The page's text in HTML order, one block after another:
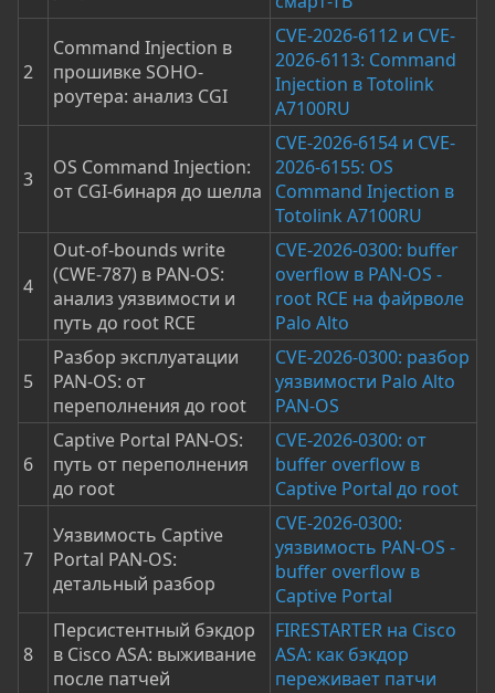
2
Command Injection в
прошивке SOHO-
роутера: анализ CGI
CVE-2026-6112 и CVE-
2026-6113: Command
Injection в Totolink
A7100RU
3
OS Command Injection:
от CGI-бинаря до шелла
CVE-2026-6154 и CVE-
2026-6155: OS
Command Injection в
Totolink A7100RU
4
Out-of-bounds write
(CWE-787) в PAN-OS:
анализ уязвимости и
путь до root RCE
CVE-2026-0300: buffer
overflow в PAN-OS -
root RCE на файрволе
Palo Alto
5
Разбор эксплуатации
PAN-OS: от
переполнения до root
CVE-2026-0300: разбор
уязвимости Palo Alto
PAN-OS
6
Captive Portal PAN-OS:
путь от переполнения
до root
CVE-2026-0300: от
buffer overflow в
Captive Portal до root
7
Уязвимость Captive
Portal PAN-OS:
детальный разбор
CVE-2026-0300:
уязвимость PAN-OS -
buffer overflow в
Captive Portal
8
Персистентный бэкдор
в Cisco ASA: выживание
после патчей
FIRESTARTER на Cisco
ASA: как бэкдор
переживает патчи